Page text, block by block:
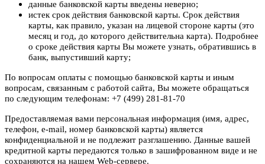
данные банковской карты введены неверно;
истек срок действия банковской карты. Срок действия
карты, как правило, указан на лицевой стороне карты (это
месяц и год, до которого действительна карта). Подробнее
о сроке действия карты Вы можете узнать, обратившись в
банк, выпустивший карту;
По вопросам оплаты с помощью банковской карты и иным
вопросам, связанным с работой сайта, Вы можете обращаться
по следующим телефонам: +7 (499) 281-81-70
Предоставляемая вами персональная информация (имя, адрес,
телефон, e-mail, номер банковской карты) является
конфиденциальной и не подлежит разглашению. Данные вашей
кредитной карты передаются только в зашифрованном виде и не
сохраняются на нашем Web-сервере.